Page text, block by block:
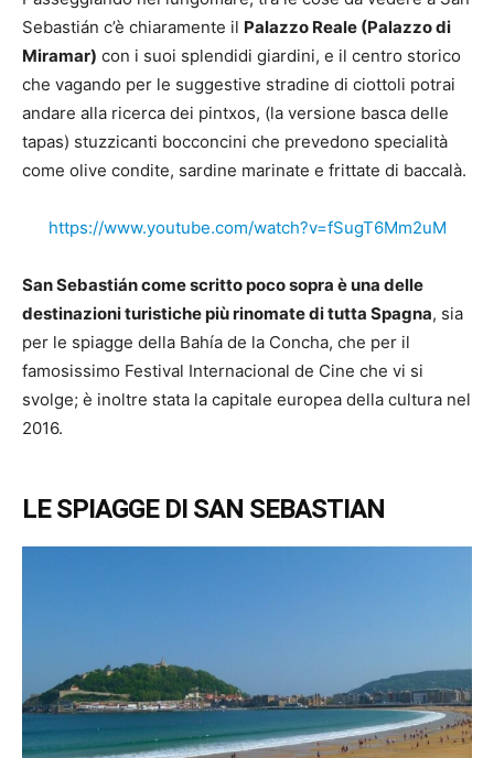
Sebastián c’è chiaramente il Palazzo Reale (Palazzo di
Miramar) con i suoi splendidi giardini, e il centro storico
che vagando per le suggestive stradine di ciottoli potrai
andare alla ricerca dei pintxos, (la versione basca delle
tapas) stuzzicanti bocconcini che prevedono specialità
come olive condite, sardine marinate e frittate di baccalà.
https://www.youtube.com/watch?v=fSugT6Mm2uM
San Sebastián come scritto poco sopra è una delle
destinazioni turistiche più rinomate di tutta Spagna, sia
per le spiagge della Bahía de la Concha, che per il
famosissimo Festival Internacional de Cine che vi si
svolge; è inoltre stata la capitale europea della cultura nel
2016.
LE SPIAGGE DI SAN SEBASTIAN